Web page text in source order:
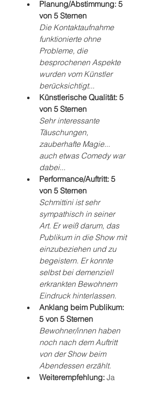
Planung/Abstimmung: 5
von 5 Sternen
Die Kontaktaufnahme
funktionierte ohne
Probleme, die
besprochenen Aspekte
wurden vom Künstler
berücksichtigt...
Künstlerische Qualität: 5
von 5 Sternen
Sehr interessante
Täuschungen,
zauberhafte Magie...
auch etwas Comedy war
dabei...
Performance/Auftritt: 5
von 5 Sternen
Schmittini ist sehr
sympathisch in seiner
Art. Er weiß darum, das
Publikum in die Show mit
einzubeziehen und zu
begeistern. Er konnte
selbst bei demenziell
erkrankten Bewohnern
Eindruck hinterlassen.
Anklang beim Publikum:
5 von 5 Sternen
Bewohner/innen haben
noch nach dem Auftritt
von der Show beim
Abendessen erzählt.
Weiterempfehlung: Ja